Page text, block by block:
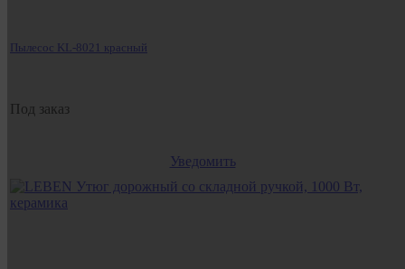
Пылесос KL-8021 красный
Под заказ
Уведомить